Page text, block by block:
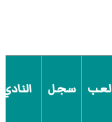
لعب سجل النادي